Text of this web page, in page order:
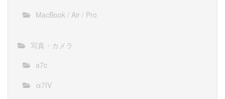
MacBook / Air / Pro
写真・カメラ
a7c
α7IV